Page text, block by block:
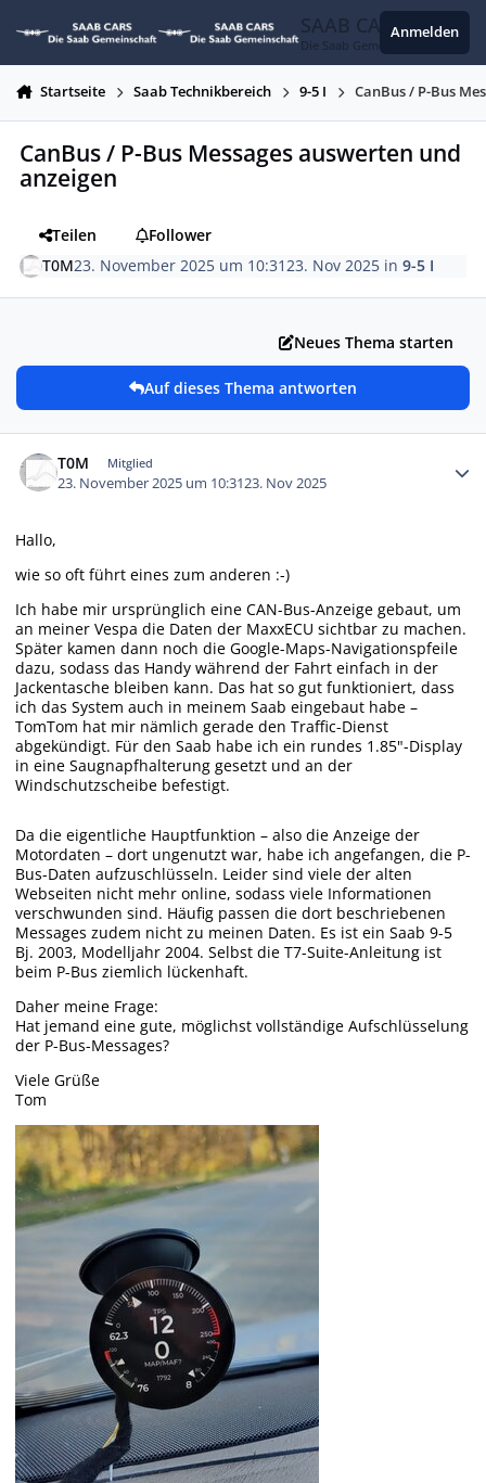
SAAB CARS
Die Saab Gemeinschaft
Anmelden
Startseite Saab Technikbereich 9-5 I CanBus / P-Bus
CanBus / P-Bus Messages auswerten und
anzeigen
Teilen
Follower
T0M23. November 2025 um 10:3123. Nov 2025 in9-5 I
Neues Thema starten
Auf dieses Thema antworten
T0M Mitglied
23. November 2025 um 10:3123. Nov 2025
Hallo,
wie so oft führt eines zum anderen :-)
Ich habe mir ursprünglich eine CAN-Bus-Anzeige gebaut, um
an meiner Vespa die Daten der MaxxECU sichtbar zu machen.
Später kamen dann noch die Google-Maps-Navigationspfeile
dazu, sodass das Handy während der Fahrt einfach in der
Jackentasche bleiben kann. Das hat so gut funktioniert, dass
ich das System auch in meinem Saab eingebaut habe –
TomTom hat mir nämlich gerade den Traffic-Dienst
abgekündigt. Für den Saab habe ich ein rundes 1.85"-Display
in eine Saugnapfhalterung gesetzt und an der
Windschutzscheibe befestigt.
Da die eigentliche Hauptfunktion – also die Anzeige der
Motordaten – dort ungenutzt war, habe ich angefangen, die P-
Bus-Daten aufzuschlüsseln. Leider sind viele der alten
Webseiten nicht mehr online, sodass viele Informationen
verschwunden sind. Häufig passen die dort beschriebenen
Messages zudem nicht zu meinen Daten. Es ist ein Saab 9-5
Bj. 2003, Modelljahr 2004. Selbst die T7-Suite-Anleitung ist
beim P-Bus ziemlich lückenhaft.
Daher meine Frage:
Hat jemand eine gute, möglichst vollständige Aufschlüsselung
der P-Bus-Messages?
Viele Grüße
Tom